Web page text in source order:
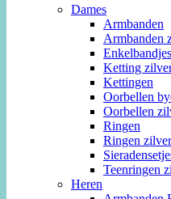
Dames
Armbanden
Armbanden
Enkelbandjes
Ketting
Kettingen
Oorbellen
Oorbellen
Ringen
Ringen zilver
Teenringen
Heren